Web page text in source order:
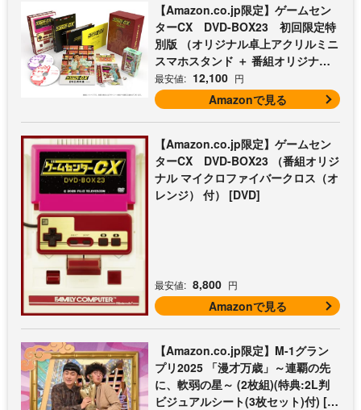
【Amazon.co.jp限定】ゲームセン
ターCX DVD-BOX23 初回限定特
別版 （オリジナル卓上アクリルミニ
スマホスタンド ＋ 番組オリジナル
マイクロファイバークロス（オレン
ジ） 付） [DVD]
最安値: 12,100 円
Amazonで見る
【Amazon.co.jp限定】ゲームセン
ターCX DVD-BOX23 （番組オリジ
ナル マイクロファイバークロス（オ
レンジ） 付） [DVD]
最安値: 8,800 円
Amazonで見る
【Amazon.co.jp限定】M-1グラン
プリ2025 「漫才万歳」～連覇の先
に、軟弱の星～ (2枚組)(特典:2L判
ビジュアルシート(3枚セット)付) [D